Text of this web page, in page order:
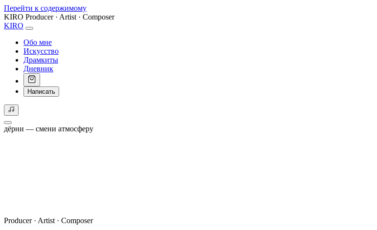
Перейти к содержимому
KIRO Producer · Artist · Composer
KIRO
Обо мне
Искусство
Драмкиты
Дневник
Написать
дёрни — смени атмосферу
Producer · Artist · Composer